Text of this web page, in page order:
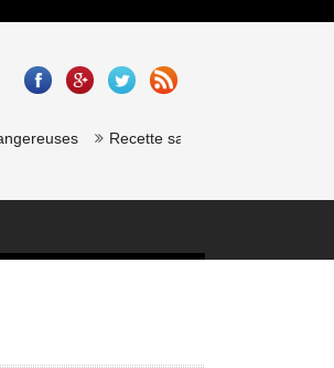
Recette saumon gravlax de chef étoilé :